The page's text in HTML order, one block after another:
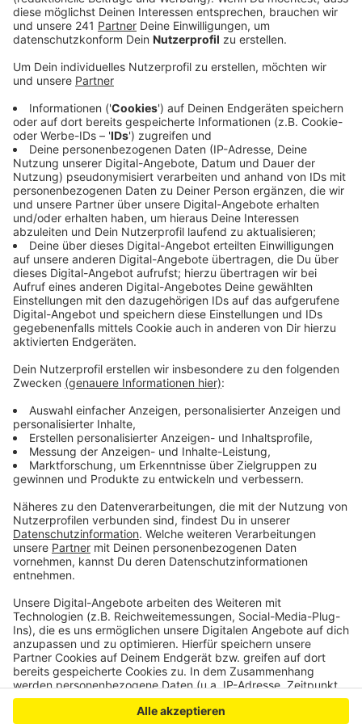
Anzeige
Anzeige
Rat-Deycks-Straße/Rennbaumstraße gebrochen. Die
EVL hatte daraufhin das Wasser abgedreht. Für die
Reparaturarbeiten musste die Polizei den Bereich
großräumig absperren. Vor allem am Vormittag gab es
deshalb lange Staus rund um die Kreisverkehr am
Berliner Platz und den Rennbaumkreisel.
Anzeige
Weitere Meldungen aus Leverkusen
Anzeige
Stau behindert Leverkusener
Medikamentenversorgung
Leverkusen verdient weniger als Durchschnitt
Erstes Queeres Gesprächsangebot in Leverkusen
Anzeige
Anzeige